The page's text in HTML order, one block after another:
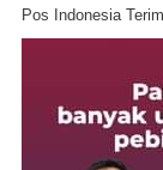
Pos Indonesia